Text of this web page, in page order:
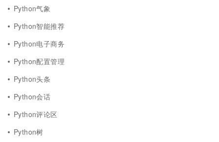
Python气象
Python智能推荐
Python电子商务
Python配置管理
Python头条
Python会话
Python评论区
Python树